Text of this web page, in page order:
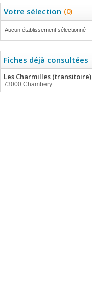
Votre sélection (0)
Aucun établissement sélectionné
Fiches déjà consultées
Les Charmilles (transitoire)
73000 Chambery